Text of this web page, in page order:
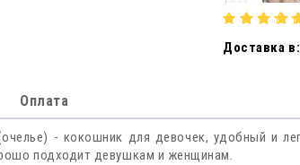
желтый в
Доставка в:
Оплата
- кокошник для девочек, удобный и
подходит девушкам и женщинам.